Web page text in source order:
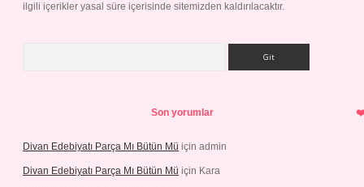
ilgili içerikler yasal süre içerisinde sitemizden kaldırılacaktır.
Son yorumlar
Divan Edebiyatı Parça Mı Bütün Mü için admin
Divan Edebiyatı Parça Mı Bütün Mü için Kara